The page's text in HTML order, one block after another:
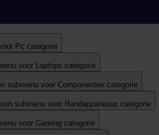
Pc categorie
voor Laptops categorie
submenu voor Componenten categorie
submenu voor Randapparatuur categorie
voor Gaming categorie